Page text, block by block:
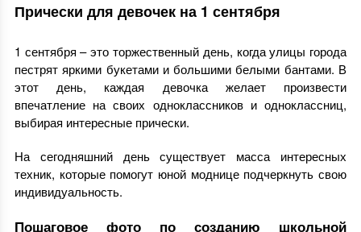
Прически для девочек на 1 сентября
1 сентября – это торжественный день, когда улицы города
пестрят яркими букетами и большими белыми бантами. В
этот день, каждая девочка желает произвести
впечатление на своих одноклассников и одноклассниц,
выбирая интересные прически.
На сегодняшний день существует масса интересных
техник, которые помогут юной моднице подчеркнуть свою
индивидуальность.
Пошаговое фото по созданию школьной